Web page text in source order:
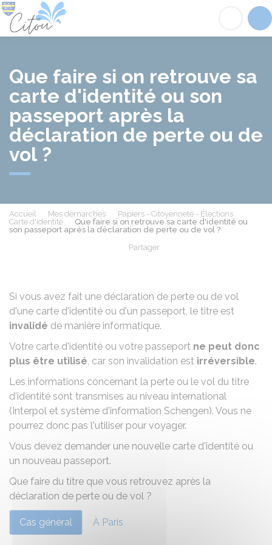
Que faire si on retrouve sa
carte d'identité ou son
passeport après la
déclaration de perte ou de
vol ?
Accueil Mes démarches
Papiers - Citoyenneté - Élections
Carte d'identité
Que faire si on retrouve sa carte d'identité ou
son passeport après la déclaration de perte ou de vol ?
Partager
Si vous avez fait une déclaration de perte ou de vol
d'une carte d'identité ou d'un passeport, le titre est
invalidé de manière informatique.
Votre carte d'identité ou votre passeport ne peut donc
plus être utilisé, car son invalidation est irréversible.
Les informations concernant la perte ou le vol du titre
d'identité sont transmises au niveau international
(Interpol et système d'information Schengen). Vous ne
pourrez donc pas l'utiliser pour voyager.
Vous devez demander une nouvelle carte d'identité ou
un nouveau passeport.
Que faire du titre que vous retrouvez après la
déclaration de perte ou de vol ?
Cas général À Paris